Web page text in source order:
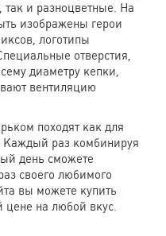
и разноцветные. На
изображены герои
логотипы
отверстия,
диаметру кепки,
вентиляцию
походят как для
Каждый раз комбинируя
день сможете
своего любимого
вы можете купить
цене на любой вкус.